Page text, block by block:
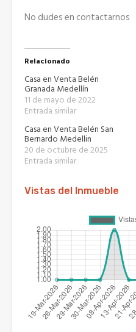
No dudes en contactarnos
Relacionado
Casa en Venta Belén
Granada Medellín
11 de mayo de 2022
Entrada similar
Casa en Venta Belén San
Bernardo Medellin
20 de octubre de 2025
Entrada similar
Vistas del Inmueble